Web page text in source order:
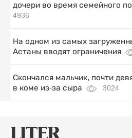
дочери во время семейного
4936
На одном из самых
Астаны вводят ограничения
Скончался мальчик, почти
в коме из-за сыра
3024